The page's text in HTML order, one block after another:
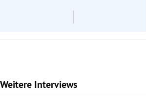
Weitere Interviews